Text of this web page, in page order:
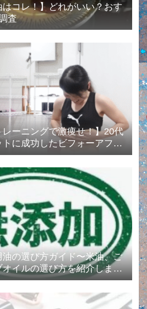
コレ！】どれがいい？おす
査
レーニングで激痩せ！】20代
に成功したビフォーアフタ
の選び方ガイド〜米油、ご
イルの選び方を紹介します